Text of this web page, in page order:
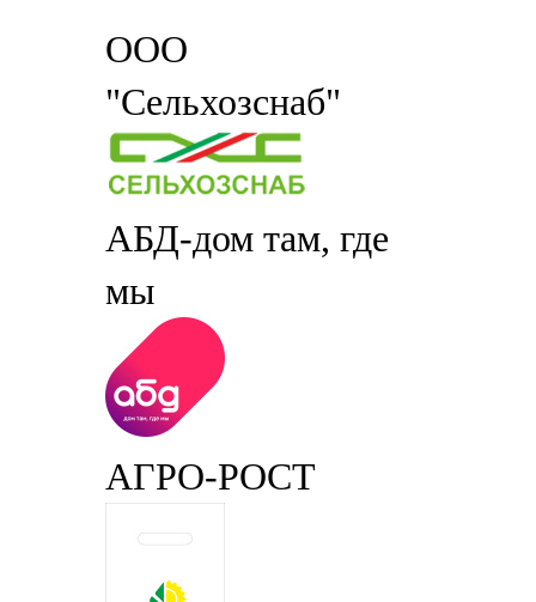
ООО
"Сельхозснаб"
АБД-дом там, где
мы
АГРО-РОСТ